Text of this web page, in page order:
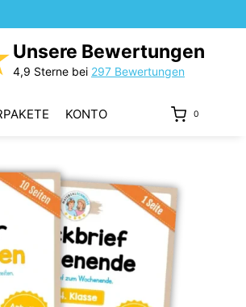
Unsere Bewertungen
4,9 Sterne bei 297 Bewertungen
KONTO 0